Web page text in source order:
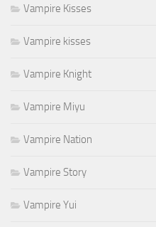
Vampire Kisses
Vampire kisses
Vampire Knight
Vampire Miyu
Vampire Nation
Vampire Story
Vampire Yui